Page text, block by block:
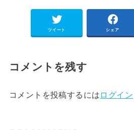
ツイート シェア
コメントを残す
コメントを投稿するには ログイン